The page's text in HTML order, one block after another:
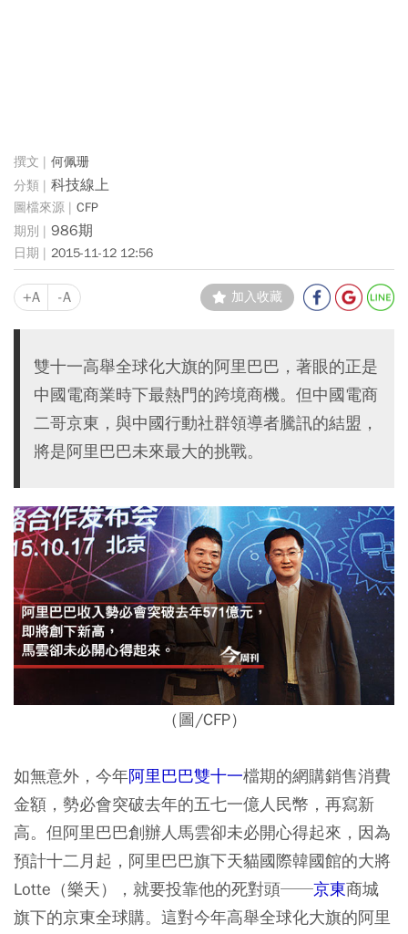
何佩珊
科技線上
CFP
986期
2015-11-12 12:56
+A -A 加入收藏
雙十一高舉全球化大旗的阿里巴巴，著眼的正是
中國電商業時下最熱門的跨境商機。但中國電商
二哥京東，與中國行動社群領導者騰訊的結盟，
將是阿里巴巴未來最大的挑戰。
（圖/CFP）
如無意外，今年阿里巴巴雙十一檔期的網購銷售消費
金額，勢必會突破去年的五七一億人民幣，再寫新
高。但阿里巴巴創辦人馬雲卻未必開心得起來，因為
預計十二月起，阿里巴巴旗下天貓國際韓國館的大將
Lotte（樂天），就要投靠他的死對頭──京東商城
旗下的京東全球購。這對今年高舉全球化大旗的阿里